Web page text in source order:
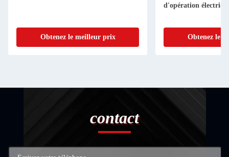
Obtenez le meilleur prix
d'opération
Obtenez le
contact